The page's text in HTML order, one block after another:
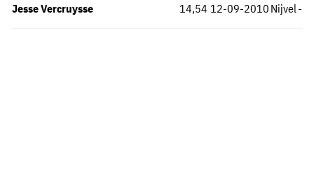
Jesse Vercruysse Nijvel
14,54 -
12-09-2010